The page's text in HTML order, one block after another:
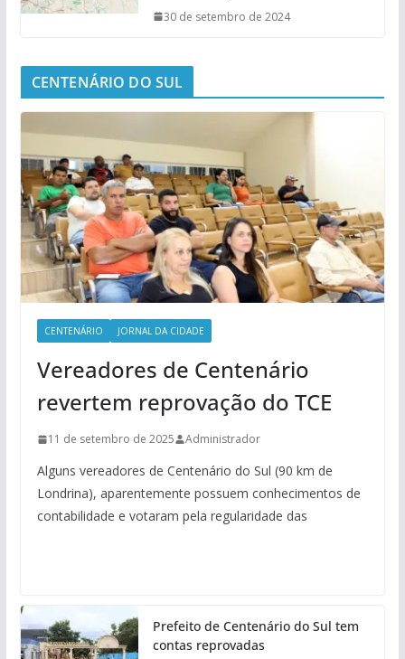
30 de setembro de 2024
CENTENÁRIO DO SUL
CENTENÁRIO JORNAL DA CIDADE
Vereadores de Centenário
revertem reprovação do TCE
11 de setembro de 2025 Administrador
Alguns vereadores de Centenário do Sul (90 km de
Londrina), aparentemente possuem conhecimentos de
contabilidade e votaram pela regularidade das
Prefeito de Centenário do Sul tem
contas reprovadas